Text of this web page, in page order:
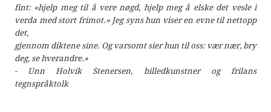
fint: «hjelp meg til å vere nøgd, hjelp meg å elske det vesle i
verda med stort frimot.» Jeg syns hun viser en evne til nettopp
det,
gjennom diktene sine. Og varsomt sier hun til oss: vær nær, bry
deg, se hverandre.»
- Unn Holvik Stenersen, billedkunstner og frilans
tegnspråktolk